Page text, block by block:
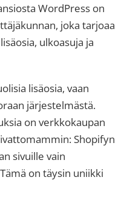
WordPress on
joka tarjoaa
ulkoasuja ja
lisäosia, vaan
järjestelmästä.
on verkkokaupan
Shopifyn
sivuille vain
on täysin uniikki